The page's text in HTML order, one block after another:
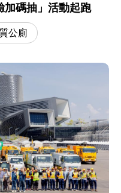
加碼抽」活動起跑
公廁